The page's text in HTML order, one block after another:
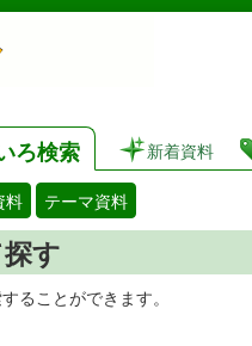
ろ検索 新着資料
料 テーマ資料
す
ることができます。